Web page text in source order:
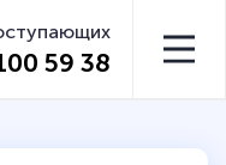
59 38